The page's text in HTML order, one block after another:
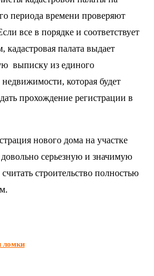
периода времени проверяют
все в порядке и соответствует
кадастровая палата выдает
выписку из единого
недвижимости, которая будет
прохождение регистрации в
нового дома на участке
серьезную и значимую
строительство полностью
ломки